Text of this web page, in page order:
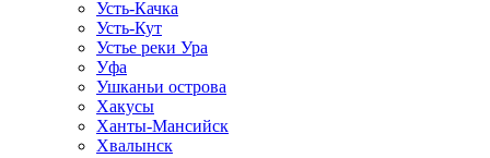
Усть-Качка
Усть-Кут
Устье реки Ура
Уфа
Ушканьи острова
Хакусы
Ханты-Мансийск
Хвалынск